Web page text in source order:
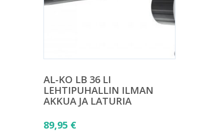
AL-KO LB 36 LI
LEHTIPUHALLIN ILMAN
AKKUA JA LATURIA
89,95 €